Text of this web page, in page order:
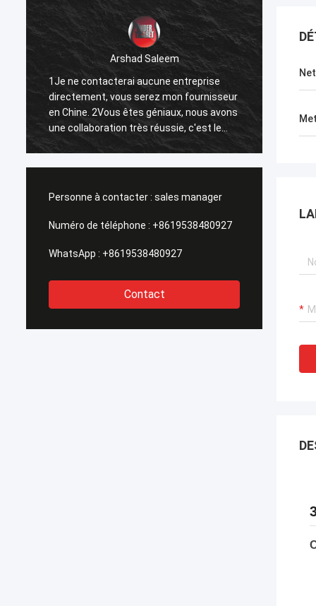
Arshad Saleem
1Je ne contacterai aucune entreprise
directement, vous serez mon fournisseur
en Chine. 2Vous êtes géniaux, nous avons
une collaboration très réussie, c'est le
résultat de nos efforts communs.
Personne à contacter : sales manager
Numéro de téléphone : +8619538480927
WhatsApp : +8619538480927
Contact